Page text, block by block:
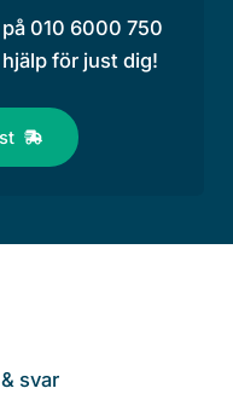
010 6000 750
för just dig!
svar